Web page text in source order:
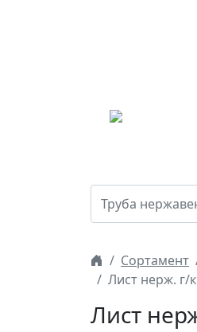
Сортамент
Лист нерж. г/
Лист